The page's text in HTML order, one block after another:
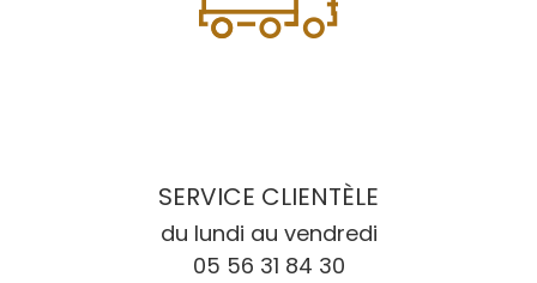
SERVICE CLIENTÈLE
du lundi au vendredi
05 56 31 84 30